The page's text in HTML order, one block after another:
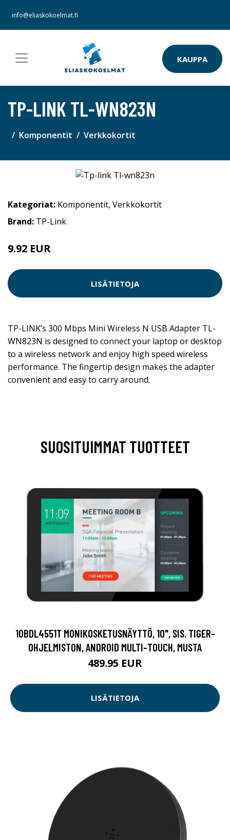
info@eliaskokoelmat.fi
KAUPPA
TP-LINK TL-WN823N
Komponentit Verkkokortit
Kategoriat: Komponentit, Verkkokortit
Brand: TP-Link
9.92 EUR
LISÄTIETOJA
TP-LINK’s 300 Mbps Mini Wireless N USB Adapter TL-
WN823N is designed to connect your laptop or desktop
to a wireless network and enjoy high speed wireless
performance. The fingertip design makes the adapter
convenient and easy to carry around.
SUOSITUIMMAT TUOTTEET
10BDL4551T MONIKOSKETUSNÄYTTÖ, 10", SIS. TIGER-
OHJELMISTON, ANDROID MULTI-TOUCH, MUSTA
489.95 EUR
LISÄTIETOJA